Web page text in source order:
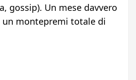
gossip). Un mese davvero
montepremi totale di